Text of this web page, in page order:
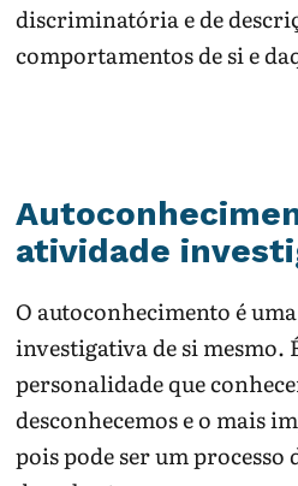
discriminatória e de
comportamentos de si e
atividade
O autoconhecimento é
investigativa de si mesmo.
personalidade que
desconhecemos e o mais
pois pode ser um processo